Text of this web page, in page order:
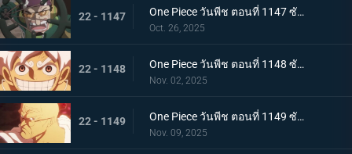
22 - 1147 One Piece วันพีช ตอนที่ 1147 ซับไทย บทสรุปที่น่าทึ่ง - การทำนายครั้งยิ่งใหญ่ของเวก้าพังค์
Oct. 26, 2025
22 - 1148 One Piece วันพีช ตอนที่ 1148 ซับไทย ประวัติศาสตร์ที่สาบสูญ - จอยบอย โจรสลัดคนแรก
Nov. 02, 2025
22 - 1149 One Piece วันพีช ตอนที่ 1149 ซับไทย ศตวรรษแห่งความว่างเปล่า - การเปิดเผยเกี่ยวกับโลกที่กำลังจมลง
Nov. 09, 2025